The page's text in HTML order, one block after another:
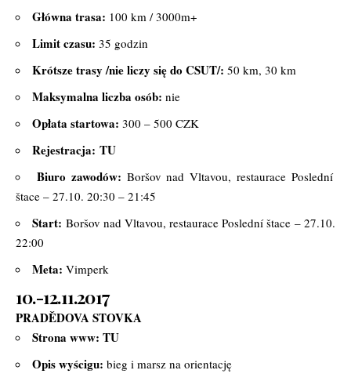
Główna trasa: 100 km / 3000m+
Limit czasu: 35 godzin
Krótsze trasy /nie liczy się do CSUT/: 50 km, 30 km
Maksymalna liczba osób: nie
Opłata startowa: 300 – 500 CZK
Rejestracja: TU
Biuro zawodów: Boršov nad Vltavou, restaurace Poslední
štace – 27.10. 20:30 – 21:45
Start: Boršov nad Vltavou, restaurace Poslední štace – 27.10.
22:00
Meta: Vimperk
10.-12.11.2017
PRADĚDOVA STOVKA
Strona www: TU
Opis wyścigu: bieg i marsz na orientację